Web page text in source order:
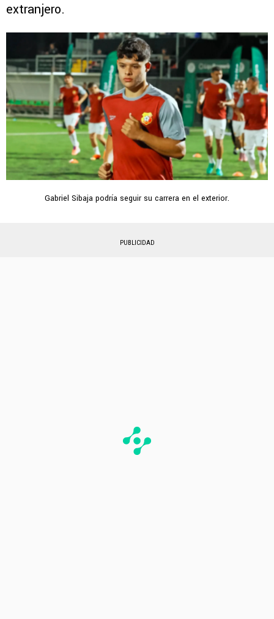
extranjero.
Gabriel Sibaja podría seguir su carrera en el exterior.
PUBLICIDAD